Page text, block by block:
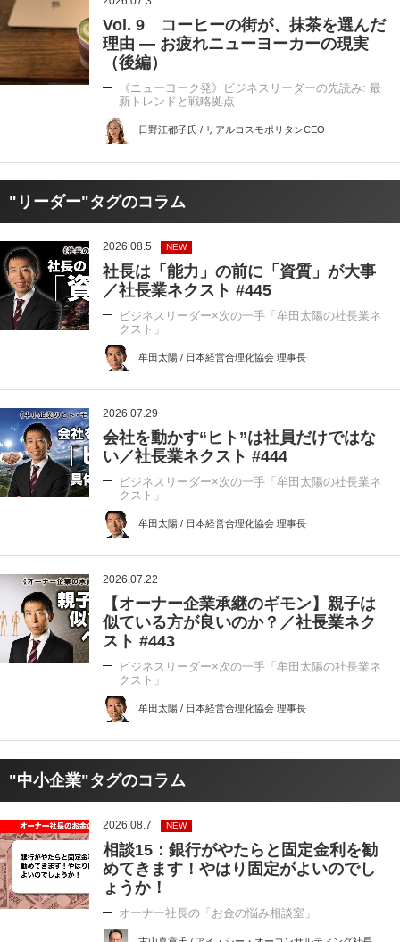
Vol. 9 コーヒーの街が、抹茶を選んだ
理由 ― お疲れニューヨーカーの現実
（後編）
《ニューヨーク発》ビジネスリーダーの先読み: 最
新トレンドと戦略拠点
日野江都子氏 / リアルコスモポリタンCEO
"リーダー"タグのコラム
2026.08.5 NEW
社長は「能力」の前に「資質」が大事
／社長業ネクスト #445
ビジネスリーダー×次の一手「牟田太陽の社長業ネ
クスト」
牟田太陽 / 日本経営合理化協会 理事長
2026.07.29
会社を動かす“ヒト”は社員だけではな
い／社長業ネクスト #444
ビジネスリーダー×次の一手「牟田太陽の社長業ネ
クスト」
牟田太陽 / 日本経営合理化協会 理事長
2026.07.22
【オーナー企業承継のギモン】親子は
似ている方が良いのか？／社長業ネク
スト #443
ビジネスリーダー×次の一手「牟田太陽の社長業ネ
クスト」
牟田太陽 / 日本経営合理化協会 理事長
"中小企業"タグのコラム
2026.08.7 NEW
相談15：銀行がやたらと固定金利を勧
めてきます！やはり固定がよいのでし
ょうか！
オーナー社長の「お金の悩み相談室」